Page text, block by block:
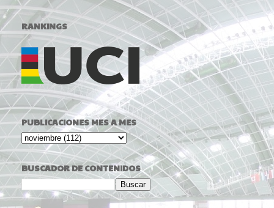
RANKINGS
PUBLICACIONES MES A MES
BUSCADOR DE CONTENIDOS